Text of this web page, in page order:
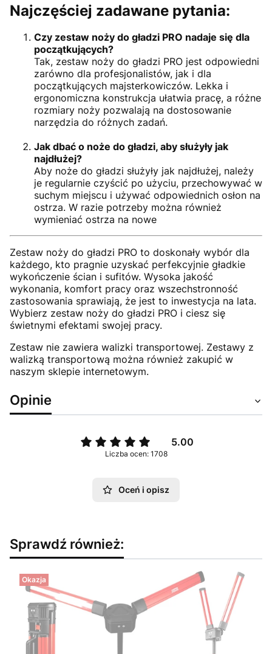
Najczęściej zadawane pytania:
Czy zestaw noży do gładzi PRO nadaje się dla
początkujących?
Tak, zestaw noży do gładzi PRO jest odpowiedni
zarówno dla profesjonalistów, jak i dla
początkujących majsterkowiczów. Lekka i
ergonomiczna konstrukcja ułatwia pracę, a różne
rozmiary noży pozwalają na dostosowanie
narzędzia do różnych zadań.
Jak dbać o noże do gładzi, aby służyły jak
najdłużej?
Aby noże do gładzi służyły jak najdłużej, należy
je regularnie czyścić po użyciu, przechowywać w
suchym miejscu i używać odpowiednich osłon na
ostrza. W razie potrzeby można również
wymieniać ostrza na nowe
Zestaw noży do gładzi PRO to doskonały wybór dla
każdego, kto pragnie uzyskać perfekcyjnie gładkie
wykończenie ścian i sufitów. Wysoka jakość
wykonania, komfort pracy oraz wszechstronność
zastosowania sprawiają, że jest to inwestycja na lata.
Wybierz zestaw noży do gładzi PRO i ciesz się
świetnymi efektami swojej pracy.
Zestaw nie zawiera walizki transportowej. Zestawy z
walizką transportową można również zakupić w
naszym sklepie internetowym.
Opinie
5.00
Liczba ocen: 1708
Oceń i opisz
Sprawdź również:
Okazja